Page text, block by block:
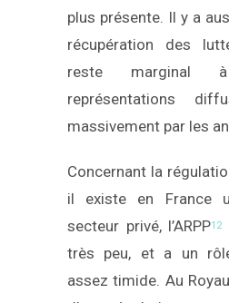
plus présente. Il y a
récupération des
reste marginal
représentations
massivement par les
Concernant la
il existe en France
secteur privé, l’ARPP12
très peu, et a un
assez timide. Au